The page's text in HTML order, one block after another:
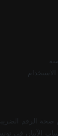
صحة الرقم
الآيبان في